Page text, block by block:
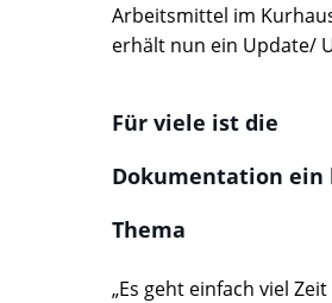
Arbeitsmittel im
erhält nun ein Update/
Für viele ist die
Dokumentation ein
Thema
„Es geht einfach viel